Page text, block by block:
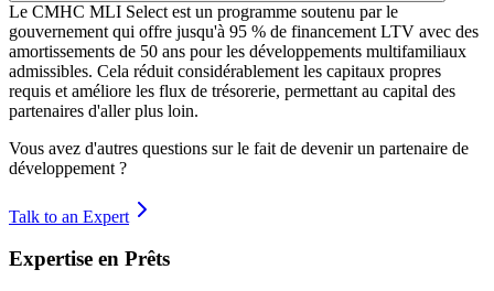
Le CMHC MLI Select est un programme soutenu par le
gouvernement qui offre jusqu'à 95 % de financement LTV avec des
amortissements de 50 ans pour les développements multifamiliaux
admissibles. Cela réduit considérablement les capitaux propres
requis et améliore les flux de trésorerie, permettant au capital des
partenaires d'aller plus loin.
Vous avez d'autres questions sur le fait de devenir un partenaire de
développement ?
Talk to an Expert
Expertise en Prêts